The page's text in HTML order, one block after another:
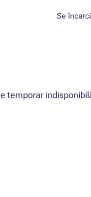
Se
temporar